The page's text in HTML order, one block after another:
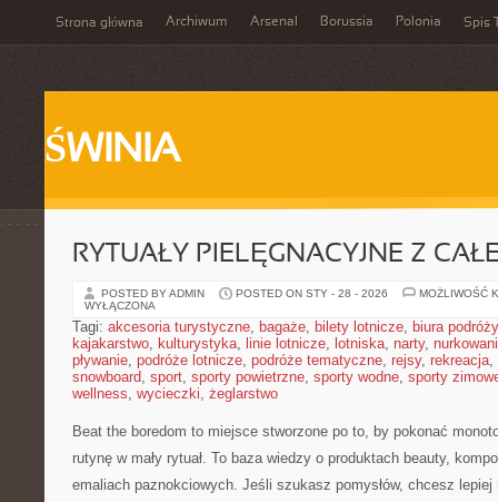
Strona główna Archiwum Arsenal Borussia Polonia Spis
ŚWINIA
RYTUAŁY PIELĘGNACYJNE Z
POSTED BY ADMIN POSTED ON STY - 28 - 2026
MOŻLIWOŚĆ
WYŁĄCZONA
Tagi: akcesoria turystyczne, bagaże, bilety lotnicze, biura podróży
kajakarstwo, kulturystyka, linie lotnicze, lotniska, narty,
pływanie, podróże lotnicze, podróże tematyczne, rejsy, rekreacja,
snowboard, sport, sporty powietrzne, sporty wodne, sporty
wellness, wycieczki, żeglarstwo
Beat the boredom to miejsce stworzone po to, by pokonać
rutynę w mały rytuał. To baza wiedzy o produktach beauty,
emaliach paznokciowych. Jeśli szukasz pomysłów, chcesz lepiej